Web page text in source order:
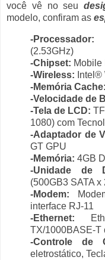
você vê no seu
modelo, confiram as
-Processador:
(2.53GHz)
-Chipset: Mobile
-Wireless: Intel®
-Memória Cache:
-Velocidade de
-Tela de LCD:
1080) com
-Adaptador de
GT GPU
-Memória: 4GB
-Unidade de
(500GB3 SATA x
-Modem:
interface RJ-11
-Ethernet:
TX/1000BASE-T
-Controle de
eletrostático,